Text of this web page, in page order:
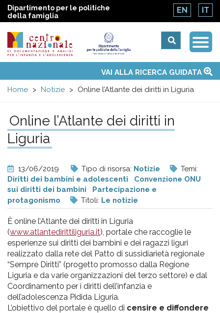
Dipartimento per le politiche
della famiglia
EN IT
Centro
nazionale
di
Documentazione
e
analisi
pr
l'infanzia
e
l'adolescenza
menu
Temi
Attività
Convenzione ONUVAI ALLA RICERCA GUIDATA
Home
Notizie Online l’Atlante dei diritti in Liguria
Online l’Atlante dei diritti in
Liguria
13/06/2019 Tipo di risorsa: Notizie
Temi:
Diritti dei bambini e adolescenti
Convenzione ONU
sui diritti dei bambini
Partecipazione e
protagonismo
Titoli: Le notizie
È online l’Atlante dei diritti in Liguria
(www.atlantedirittiliguria.it), portale che raccoglie le
esperienze sui diritti dei bambini e dei ragazzi liguri
realizzato dalla rete del Patto di sussidiarietà regionale
“Sempre Diritti” (progetto promosso dalla Regione
Liguria e da varie organizzazioni del terzo settore) e dal
Coordinamento per i diritti dell’infanzia e
dell’adolescenza Pidida Liguria.
L’obiettivo del portale è quello di censire e diffondere